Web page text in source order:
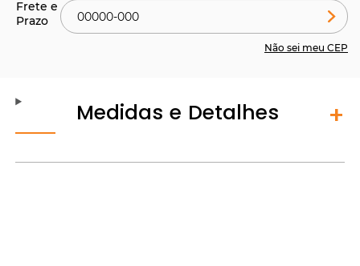
Não sei meu CEP
Medidas e Detalhes